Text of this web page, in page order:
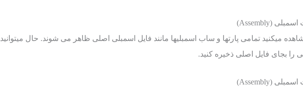
میکنید تمامی پارتها و ساب اسمبلیها مانند فایل اسمبلی اصلی ظاهر می شوند. حال میتوانید
را بجای فایل اصلی ذخیره کنید.